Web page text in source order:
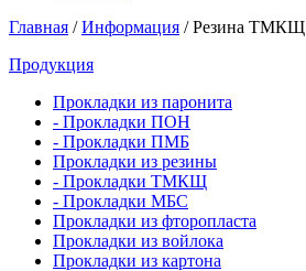
Главная /Информация /Резина ТМКЩ
Продукция
Прокладки из паронита
- Прокладки ПОН
- Прокладки ПМБ
Прокладки из резины
- Прокладки ТМКЩ
- Прокладки МБС
Прокладки из фторопласта
Прокладки из войлока
Прокладки из картона